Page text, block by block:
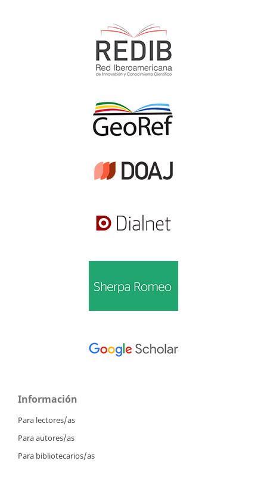
Información
Para lectores/as
Para autores/as
Para bibliotecarios/as